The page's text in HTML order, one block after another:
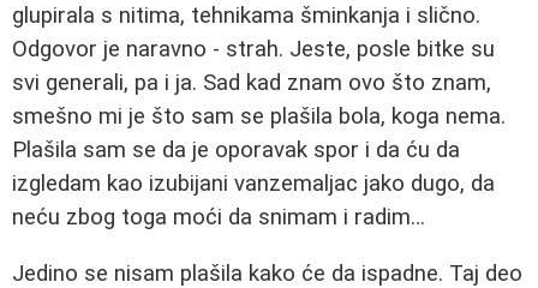
glupirala s nitima, tehnikama šminkanja i slično.
Odgovor je naravno - strah. Jestе, posle bitke su
svi generali, pa i ja. Sad kad znam ovo što znam,
smešno mi je što sam se plašila bola, koga nema.
Plašila sam se da je oporavak spor i da ću da
izgledam kao izubijani vanzemaljac jako dugo, da
neću zbog toga moći da snimam i radim…
Jedino se nisam plašila kako će da ispadne. Taj deo